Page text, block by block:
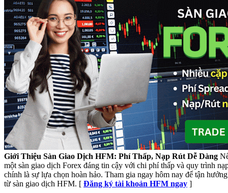
Giới Thiệu Sàn Giao Dịch HFM: Phí Thấp, Nạp Rút Dễ Dàng
một sàn giao dịch Forex đáng tin cậy với chi phí thấp và quy trình
chính là sự lựa chọn hoàn hảo. Tham gia ngay hôm nay để tận
từ sàn giao dịch HFM. [ Đăng ký tài khoản HFM ngay ]